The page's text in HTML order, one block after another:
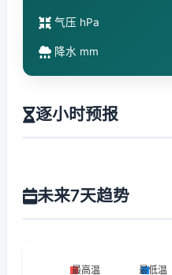
气压 hPa
降水 mm
逐小时预报
未来7天趋势